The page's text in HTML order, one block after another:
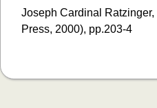
Joseph Cardinal Ratzinger,
Press, 2000), pp.203-4